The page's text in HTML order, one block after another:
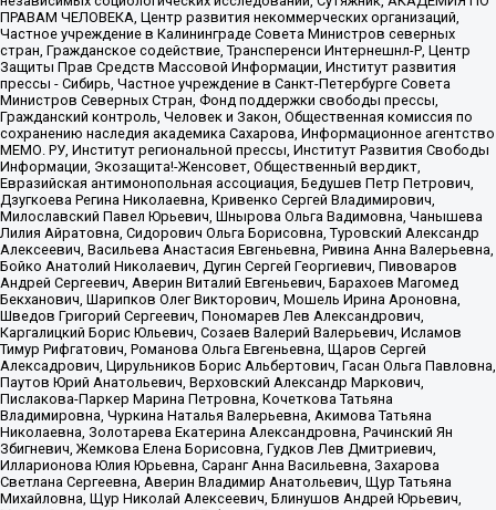
ПРАВАМ ЧЕЛОВЕКА, Центр развития некоммерческих организаций,
Частное учреждение в Калининграде Совета Министров северных
стран, Гражданское содействие, Трансперенси Интернешнл-Р, Центр
Защиты Прав Средств Массовой Информации, Институт развития
прессы - Сибирь, Частное учреждение в Санкт-Петербурге Совета
Министров Северных Стран, Фонд поддержки свободы прессы,
Гражданский контроль, Человек и Закон, Общественная комиссия по
сохранению наследия академика Сахарова, Информационное агентство
МЕМО. РУ, Институт региональной прессы, Институт Развития Свободы
Информации, Экозащита!-Женсовет, Общественный вердикт,
Евразийская антимонопольная ассоциация, Бедушев Петр Петрович,
Дзугкоева Регина Николаевна, Кривенко Сергей Владимирович,
Милославский Павел Юрьевич, Шнырова Ольга Вадимовна, Чанышева
Лилия Айратовна, Сидорович Ольга Борисовна, Туровский Александр
Алексеевич, Васильева Анастасия Евгеньевна, Ривина Анна Валерьевна,
Бойко Анатолий Николаевич, Дугин Сергей Георгиевич, Пивоваров
Андрей Сергеевич, Аверин Виталий Евгеньевич, Барахоев Магомед
Бекханович, Шарипков Олег Викторович, Мошель Ирина Ароновна,
Шведов Григорий Сергеевич, Пономарев Лев Александрович,
Каргалицкий Борис Юльевич, Созаев Валерий Валерьевич, Исламов
Тимур Рифгатович, Романова Ольга Евгеньевна, Щаров Сергей
Алексадрович, Цирульников Борис Альбертович, Гасан Ольга Павловна,
Паутов Юрий Анатольевич, Верховский Александр Маркович,
Пислакова-Паркер Марина Петровна, Кочеткова Татьяна
Владимировна, Чуркина Наталья Валерьевна, Акимова Татьяна
Николаевна, Золотарева Екатерина Александровна, Рачинский Ян
Збигневич, Жемкова Елена Борисовна, Гудков Лев Дмитриевич,
Илларионова Юлия Юрьевна, Саранг Анна Васильевна, Захарова
Светлана Сергеевна, Аверин Владимир Анатольевич, Щур Татьяна
Михайловна, Щур Николай Алексеевич, Блинушов Андрей Юрьевич,